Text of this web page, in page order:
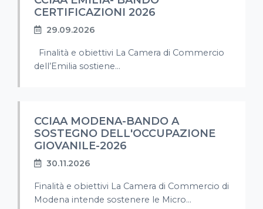
CERTIFICAZIONI 2026
29.09.2026
Finalità e obiettivi La Camera di Commercio
dell’Emilia sostiene...
CCIAA MODENA-BANDO A
SOSTEGNO DELL'OCCUPAZIONE
GIOVANILE-2026
30.11.2026
Finalità e obiettivi La Camera di Commercio di
Modena intende sostenere le Micro...